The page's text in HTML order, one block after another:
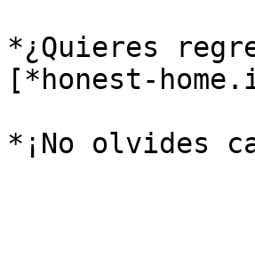
*¿Quieres
[*honest-